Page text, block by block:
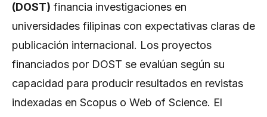
(DOST) financia investigaciones en
universidades filipinas con expectativas claras de
publicación internacional. Los proyectos
financiados por DOST se evalúan según su
capacidad para producir resultados en revistas
indexadas en Scopus o Web of Science. El